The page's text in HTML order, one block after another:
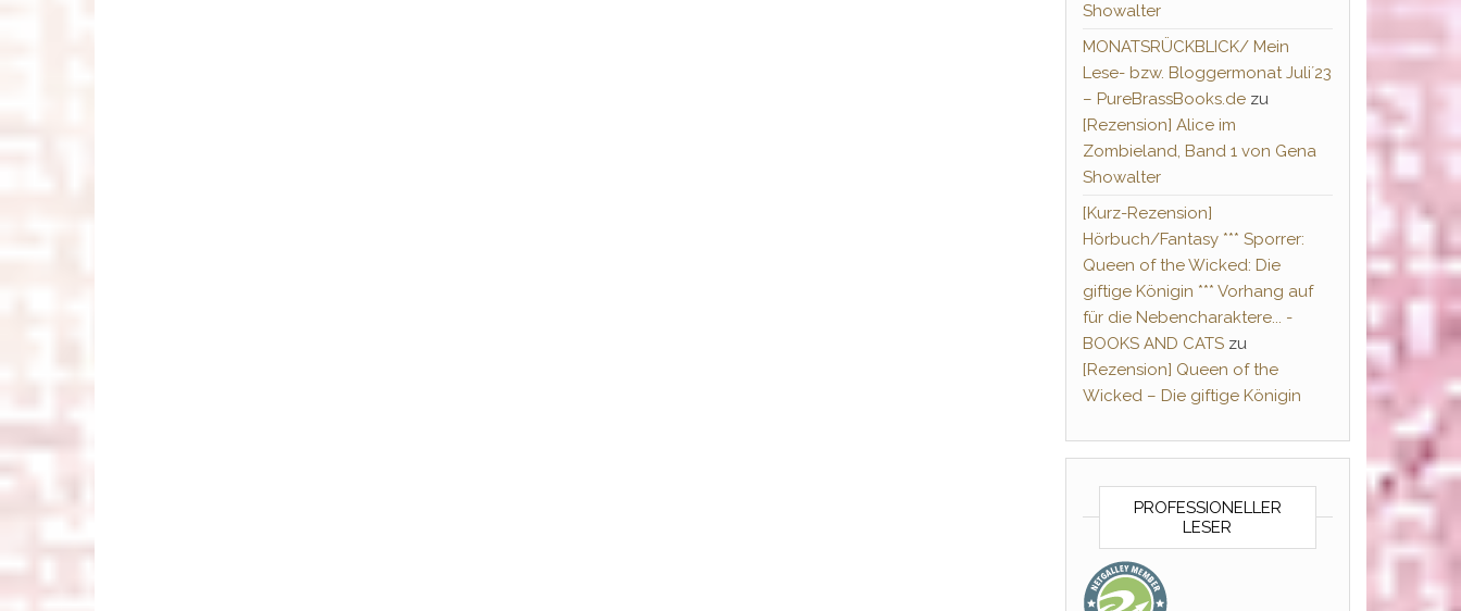
Showalter
MONATSRÜCKBLICK/ Mein
Lese- bzw. Bloggermonat Juli´23
– PureBrassBooks.dezu
[Rezension] Alice im
Zombieland, Band 1 von Gena
Showalter
[Kurz-Rezension]
Hörbuch/Fantasy *** Sporrer:
Queen of the Wicked: Die
giftige Königin *** Vorhang auf
für die Nebencharaktere... -
BOOKS AND CATSzu
[Rezension] Queen of the
Wicked – Die giftige Königin
PROFESSIONELLER
LESER